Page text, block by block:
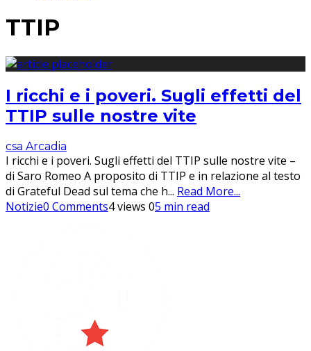
TTIP
I ricchi e i poveri. Sugli effetti del
TTIP sulle nostre vite
csa Arcadia
I ricchi e i poveri. Sugli effetti del TTIP sulle nostre vite –
di Saro Romeo A proposito di TTIP e in relazione al testo
di Grateful Dead sul tema che h... Read More...
Notizie0 Comments4 views 05 min read